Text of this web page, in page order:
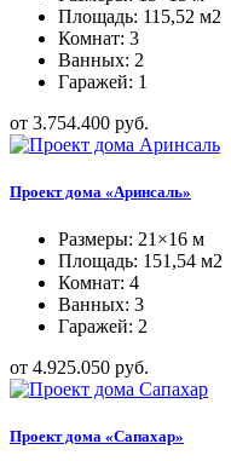
Площадь: 115,52 м2
Комнат: 3
Ванных: 2
Гаражей: 1
от 3.754.400 руб.
Проект дома «Аринсаль»
Размеры: 21×16 м
Площадь: 151,54 м2
Комнат: 4
Ванных: 3
Гаражей: 2
от 4.925.050 руб.
Проект дома «Сапахар»